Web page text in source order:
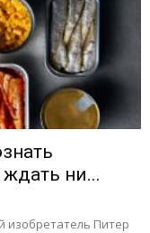
ни...
изобретатель Питер